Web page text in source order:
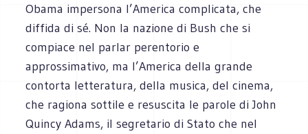
Obama impersona l’America complicata, che
diffida di sé. Non la nazione di Bush che si
compiace nel parlar perentorio e
approssimativo, ma l’America della grande
contorta letteratura, della musica, del cinema,
che ragiona sottile e resuscita le parole di John
Quincy Adams, il segretario di Stato che nel